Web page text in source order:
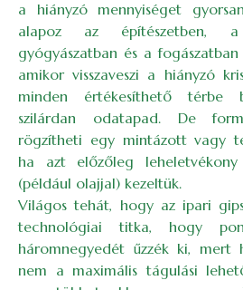
a hiányzó mennyiséget
alapoz az építészetben, a
gyógyászatban és a fogászatban
amikor visszaveszi a hiányzó
minden értékesíthető térbe
szilárdan odatapad. De
rögzítheti egy mintázott vagy
ha azt előzőleg leheletvékony
(például olajjal) kezeltük.
Világos tehát, hogy az ipari
technológiai titka, hogy
háromnegyedét űzzék ki, mert
nem a maximális tágulási